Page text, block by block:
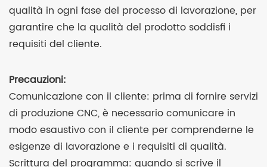
qualità in ogni fase del processo di lavorazione, per
garantire che la qualità del prodotto soddisfi i
requisiti del cliente.
Precauzioni:
Comunicazione con il cliente: prima di fornire servizi
di produzione CNC, è necessario comunicare in
modo esaustivo con il cliente per comprenderne le
esigenze di lavorazione e i requisiti di qualità.
Scrittura del programma: quando si scrive il